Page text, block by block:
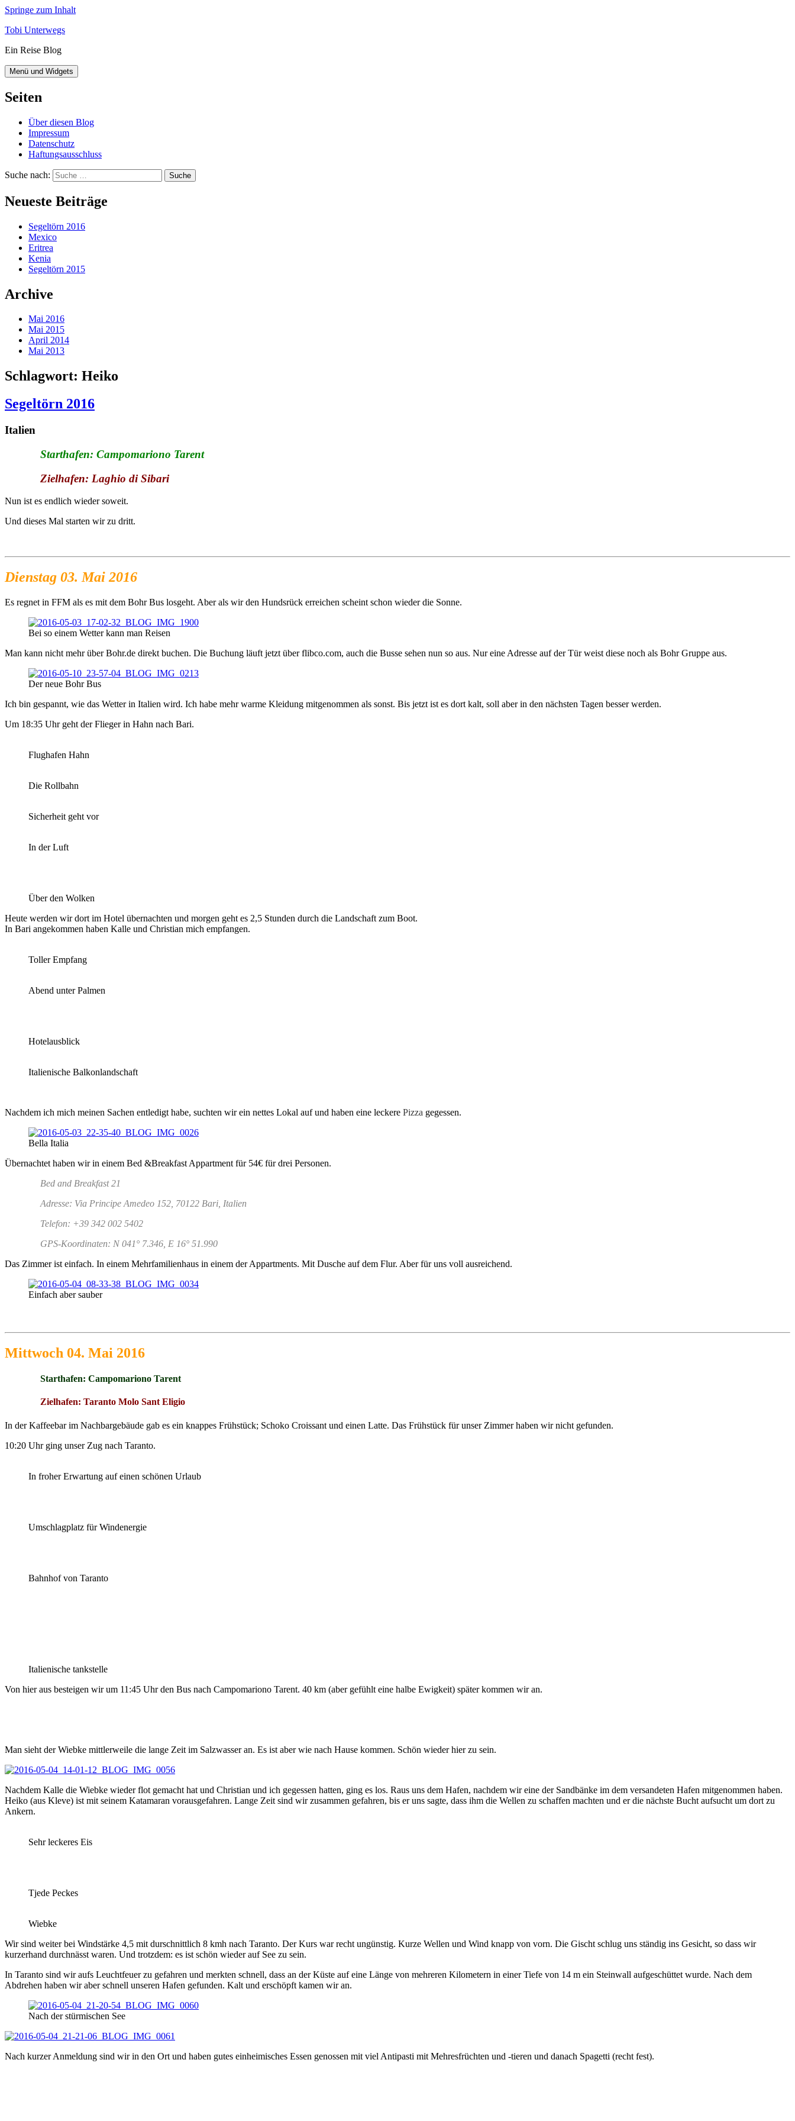
Springe zum Inhalt
Tobi Unterwegs
Ein Reise Blog
Menü und Widgets
Seiten
Über diesen Blog
Impressum
Datenschutz
Haftungsausschluss
Suche nach:
Neueste Beiträge
Segeltörn 2016
Mexico
Eritrea
Kenia
Segeltörn 2015
Archive
Mai 2016
Mai 2015
April 2014
Mai 2013
Schlagwort: Heiko
Segeltörn 2016
Italien
Starthafen: Campomariono Tarent
Zielhafen: Laghio di Sibari
Nun ist es endlich wieder soweit.
Und dieses Mal starten wir zu dritt.
Dienstag 03. Mai 2016
Es regnet in FFM als es mit dem Bohr Bus losgeht. Aber als wir den Hundsrück erreichen scheint schon wieder die Sonne.
Bei so einem Wetter kann man Reisen
Man kann nicht mehr über Bohr.de direkt buchen. Die Buchung läuft jetzt über flibco.com, auch die Busse sehen nun so aus. Nur eine Adresse auf der Tür weist diese noch als Bohr Gruppe aus.
Der neue Bohr Bus
Ich bin gespannt, wie das Wetter in Italien wird. Ich habe mehr warme Kleidung mitgenommen als sonst. Bis jetzt ist es dort kalt, soll aber in den nächsten Tagen besser werden.
Um 18:35 Uhr geht der Flieger in Hahn nach Bari.
Flughafen Hahn
Die Rollbahn
Sicherheit geht vor
In der Luft
Über den Wolken
Heute werden wir dort im Hotel übernachten und morgen geht es 2,5 Stunden durch die Landschaft zum Boot.
In Bari angekommen haben Kalle und Christian mich empfangen.
Toller Empfang
Abend unter Palmen
Hotelausblick
Italienische Balkonlandschaft
Nachdem ich mich meinen Sachen entledigt habe, suchten wir ein nettes Lokal auf und haben eine leckere Pizza gegessen.
Bella Italia
Übernachtet haben wir in einem Bed &Breakfast Appartment für 54€ für drei Personen.
Bed and Breakfast 21
Adresse: Via Principe Amedeo 152, 70122 Bari, Italien
Telefon: +39 342 002 5402
GPS-Koordinaten: N 041° 7.346, E 16° 51.990
Das Zimmer ist einfach. In einem Mehrfamilienhaus in einem der Appartments. Mit Dusche auf dem Flur. Aber für uns voll ausreichend.
Einfach aber sauber
Mittwoch 04. Mai 2016
Starthafen: Campomariono Tarent
Zielhafen: Taranto Molo Sant Eligio
In der Kaffeebar im Nachbargebäude gab es ein knappes Frühstück; Schoko Croissant und einen Latte. Das Frühstück für unser Zimmer haben wir nicht gefunden.
10:20 Uhr ging unser Zug nach Taranto.
In froher Erwartung auf einen schönen Urlaub
Umschlagplatz für Windenergie
Bahnhof von Taranto
Italienische tankstelle
Von hier aus besteigen wir um 11:45 Uhr den Bus nach Campomariono Tarent. 40 km (aber gefühlt eine halbe Ewigkeit) später kommen wir an.
Man sieht der Wiebke mittlerweile die lange Zeit im Salzwasser an. Es ist aber wie nach Hause kommen. Schön wieder hier zu sein.
Nachdem Kalle die Wiebke wieder flot gemacht hat und Christian und ich gegessen hatten, ging es los. Raus uns dem Hafen, nachdem wir eine der Sandbänke im dem versandeten Hafen mitgenommen haben.
Heiko (aus Kleve) ist mit seinem Katamaran vorausgefahren. Lange Zeit sind wir zusammen gefahren, bis er uns sagte, dass ihm die Wellen zu schaffen machten und er die nächste Bucht aufsucht um dort zu
Ankern.
Sehr leckeres Eis
Tjede Peckes
Wiebke
Wir sind weiter bei Windstärke 4,5 mit durschnittlich 8 kmh nach Taranto. Der Kurs war recht ungünstig. Kurze Wellen und Wind knapp von vorn. Die Gischt schlug uns ständig ins Gesicht, so dass wir
kurzerhand durchnässt waren. Und trotzdem: es ist schön wieder auf See zu sein.
In Taranto sind wir aufs Leuchtfeuer zu gefahren und merkten schnell, dass an der Küste auf eine Länge von mehreren Kilometern in einer Tiefe von 14 m ein Steinwall aufgeschüttet wurde. Nach dem
Abdrehen haben wir aber schnell unseren Hafen gefunden. Kalt und erschöpft kamen wir an.
Nach der stürmischen See
Nach kurzer Anmeldung sind wir in den Ort und haben gutes einheimisches Essen genossen mit viel Antipasti mit Mehresfrüchten und -tieren und danach Spagetti (recht fest).